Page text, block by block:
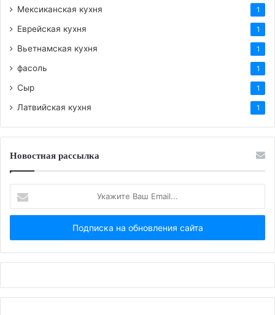
Мексиканская кухня 1
Еврейская кухня 1
Вьетнамская кухня 1
фасоль 1
Сыр 1
Латвийская кухня 1
Новостная рассылка
Ваш
Email...